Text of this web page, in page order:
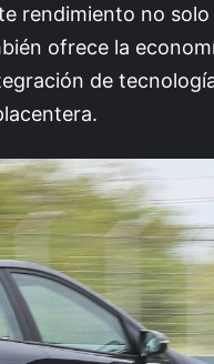
rendimiento no solo
ofrece la
de